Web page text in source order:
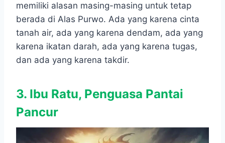
memiliki alasan masing-masing untuk tetap
berada di Alas Purwo. Ada yang karena cinta
tanah air, ada yang karena dendam, ada yang
karena ikatan darah, ada yang karena tugas,
dan ada yang karena takdir.
3. Ibu Ratu, Penguasa Pantai
Pancur